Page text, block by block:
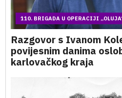
110. BRIGADA U OPERACIJI
Razgovor s Ivanom
povijesnim danima
karlovačkog kraja